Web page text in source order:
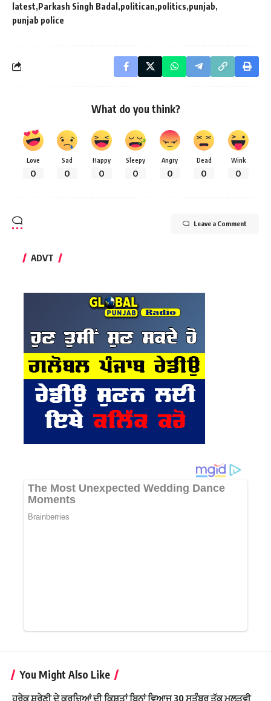
latest Parkash Singh Badal politican politics punjab
punjab police
What do you think?
Love
0
Sad
0
Happy
0
Sleepy
0
Angry
0
Dead
0
Wink
0
Leave a Comment
ADVT
You Might Also Like
ਹਰੇਕ ਸ਼੍ਰੇਣੀ ਦੇ ਕਰਜ਼ਿਆਂ ਦੀ ਕਿਸ਼ਤਾਂ ਬਿਨਾਂ ਵਿਆਜ 30 ਸਤੰਬਰ ਤੱਕ ਮੁਲਤਵੀ